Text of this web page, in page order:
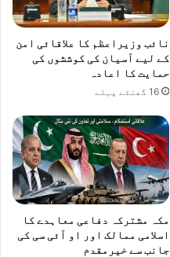
نائب وزیراعظم کا علاقائی امن
کے لیے آسیان کی کوششوں کی
حمایت کا اعادہ
16 گھنٹے پہلے
مکہ مشترکہ دفاعی معاہدے کا
اسلامی ممالک اور او آئی سی کی
جانب سے خیرمقدم